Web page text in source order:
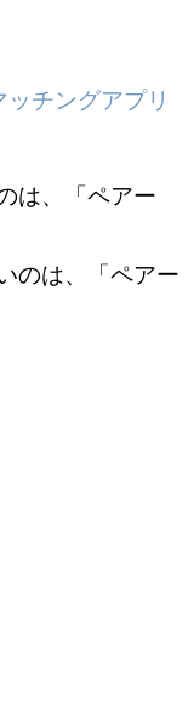
チングアプリ
は、「ペアー
のは、「ペアー